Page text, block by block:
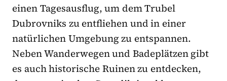
einen Tagesausflug, um dem Trubel
Dubrovniks zu entfliehen und in einer
natürlichen Umgebung zu entspannen.
Neben Wanderwegen und Badeplätzen gibt
es auch historische Ruinen zu entdecken,